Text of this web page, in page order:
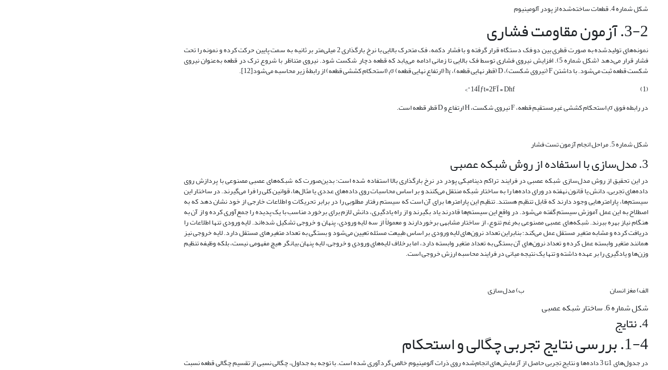
شکل شماره 4. قطعات ساخته‌شده از پودر آلومینیوم
3-2. آزمون مقاومت فشاری
نمونه‌های تولیدشده به صورت قطری بین دو فک دستگاه قرار گرفته و با فشار دکمه، فک متحرک بالایی با نرخ بارگذاری 2 میلی‌متر بر ثانیه به سمت پایین حرکت کرده و نمونه را تحت
فشار قرار می‌دهد (شکل شماره 5). افزایش نیروی فشاری توسط فک بالایی تا زمانی ادامه می‌یابد که قطعه دچار شکست شود. نیروی متناظر با شروع ترک در قطعه به‌عنوان نیروی
شکست قطعه ثبت می‌شود. با داشتن F (نیروی شکست)، D (قطر نهایی قطعه)، h f (ارتفاع نهایی قطعه) tσ (استحکام کششی قطعه) از رابطۀ زیر محاسبه می‌شود[12].
(1)
14Ïƒt=2FÏ€Dhf">
در رابطه فوق tσ استحکام کششی غیرمستقیم قطعه، F نیروی شکست، H ارتفاع و D قطر قطعه است.
شکل شماره 5. مراحل انجام آزمون تست فشار
3. مدل‌سازی با استفاده از روش شبکه عصبی
در این تحقیق از روش مدل‌سازی شبکه عصبی در فرایند تراکم دینامیکی پودر در نرخ بار‌گذاری بالا استفاده شده است؛ بدین‌صورت که شبکه‌های عصبی مصنوعی با پردازش روی
داده‌های تجربی، دانش یا قانون نهفته در ورای داده‌ها را به ساختار شبکه منتقل می‌کنند و بر اساس محاسبات روی داده‌های عددی یا مثا‌ل‌ها، قوانین کلی را فرا می‌گیرند. در ساختار این
سیستم‌ها، پارامترهایی وجود دارند که ‌قابل تنظیم هستند. تنظیم این پارامترها برای آن است که سیستم رفتار مطلوبی را در برابر تحریکات و اطلاعات خارجی از خود نشان دهد که به
اصطلاح به این عمل آموزش سیستم گفته می‌شود. در واقع این سیستم‌ها قادرند یاد بگیرند و از راه یادگیری، دانش لازم برای برخورد مناسب با یک پدیده را جمع‌آوری کرده و از آن به
هنگام نیاز بهره ببرند. شبکه‌های عصبی مصنوعی به‌رغم تنوع، از ساختار مشابهی برخوردارند و معمولاً از سه لایه ورودی، پنهان و خروجی تشکیل شده‌اند. لایه ورودی تنها اطلاعات را
دریافت کرده و مشابه متغیر مستقل عمل می‌کند؛ بنابراین تعداد نرون‌های لایه ورودی بر اساس طبیعت مسئله تعیین می‌شود و بستگی به تعداد متغیرهای مستقل دارد. لایه خروجی نیز
همانند متغیر وابسته عمل کرده و تعداد نرون‌های آن بستگی به تعداد متغیر وابسته دارد، اما برخلاف لایه‌های ورودی و خروجی، لایه پنهان بیانگر هیچ مفهومی نیست، بلکه وظیفه تنظیم
وزن‌ها و یادگیری را بر عهده داشته و تنها یک نتیجه میانی در فرایند محاسبه ارزش خروجی است.
الف) مغز انسان ب) مدل‌سازی
شکل شماره 6. ساختار شبکه عصبی
4. نتایج
1-4. بررسی نتایج تجربی چگالی و استحکام
در جدول‌های 1تا 3 داده‌ها و نتایج تجربی حاصل از آزمایش‌های انجام‌شده روی ذرات آلومینیوم خالص گردآوری شده است. با توجه به جداول، چگالی نسبی از تقسیم چگالی قطعه نسبت